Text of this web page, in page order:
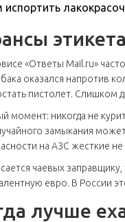
испортить
«Ответы Mail.ru»
оказался напротив
пистолет. Слишком
момент: никогда не
замыкания
на АЗС жесткие
чаевых
евро. В России
лучше